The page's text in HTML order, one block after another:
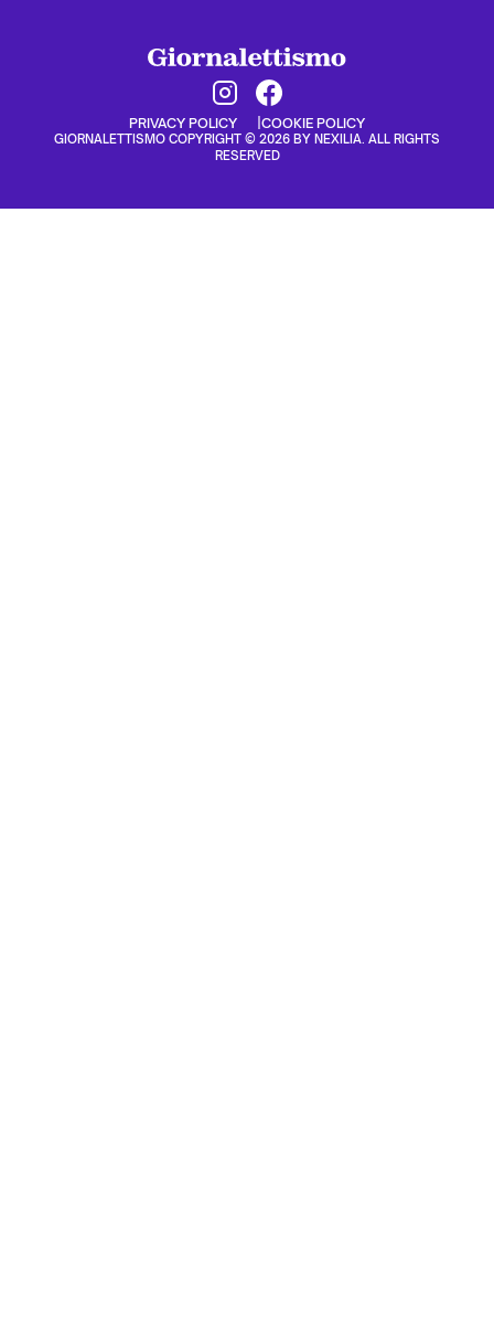
PRIVACY POLICY COOKIE POLICY
GIORNALETTISMO COPYRIGHT © 2026 BY NEXILIA. ALL RIGHTS
RESERVED